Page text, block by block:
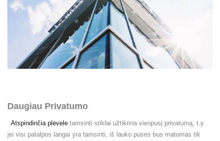
Daugiau Privatumo
Atspindinčia plėvele tamsinti stiklai užtikrina vienpusį privatumą, t.y.
jei visi patalpos langai yra tamsinti, iš lauko pusės bus matomas tik